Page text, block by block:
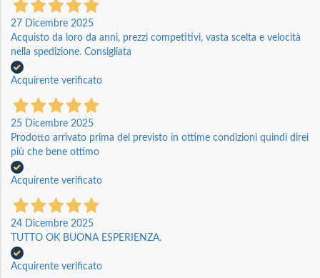
27 Dicembre 2025
Acquisto da loro da anni, prezzi competitivi, vasta scelta e velocità
nella spedizione. Consigliata
Acquirente verificato
25 Dicembre 2025
Prodotto arrivato prima del previsto in ottime condizioni quindi direi
più che bene ottimo
Acquirente verificato
24 Dicembre 2025
TUTTO OK BUONA ESPERIENZA.
Acquirente verificato